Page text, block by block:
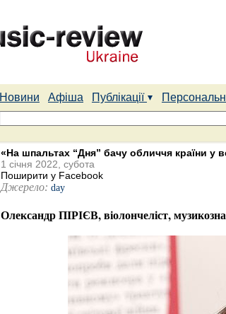
Новини Афіша Публікації
«На шпальтах “Дня” бачу обличчя країни у
1 січня 2022, субота
Поширити у Facebook
Джерело: day
Олександр ПІРІЄВ, віолончеліст,